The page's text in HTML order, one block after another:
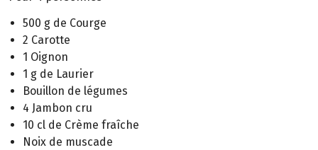
500 g de Courge
2 Carotte
1 Oignon
1 g de Laurier
Bouillon de légumes
4 Jambon cru
10 cl de Crème fraîche
Noix de muscade